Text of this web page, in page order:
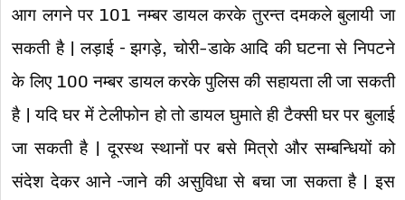
आग लगने पर 101 नम्बर डायल करके तुरन्त दमकले बुलायी जा
सकती है | लड़ाई – झगड़े, चोरी-डाके आदि की घटना से निपटने
के लिए 100 नम्बर डायल करके पुलिस की सहायता ली जा सकती
है | यदि घर में टेलीफोन हो तो डायल घुमाते ही टैक्सी घर पर बुलाई
जा सकती है | दूरस्थ स्थानों पर बसे मित्रो और सम्बन्धियों को
संदेश देकर आने –जाने की असुविधा से बचा जा सकता है | इस